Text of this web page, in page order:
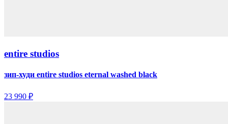
entire studios
зип-худи entire studios eternal washed black
23 990 ₽